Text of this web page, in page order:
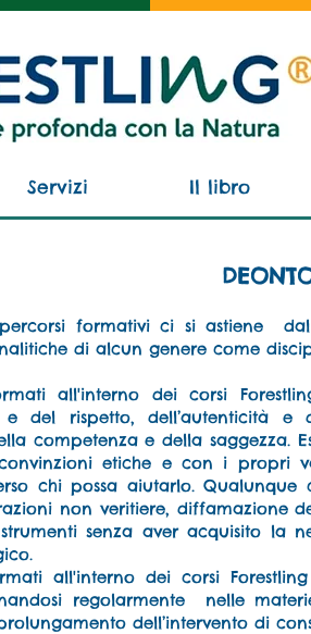
Servizi Il libro
formativi ci si astiene
di alcun genere come
all'interno dei corsi
e del rispetto, dell’autenticità
competenza e della
etiche e con i propri
chi possa aiutarlo.
non veritiere, diffamazione
senza aver acquisito la
all'interno dei corsi
regolarmente nelle
dell’intervento di